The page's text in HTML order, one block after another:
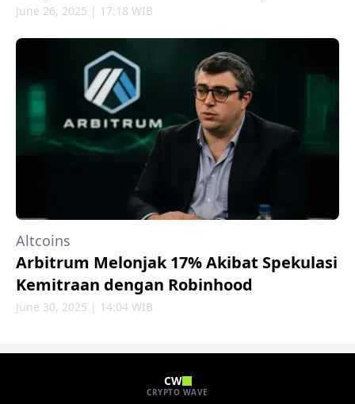
June 26, 2025 | 17:18 WIB
Altcoins
Arbitrum Melonjak 17% Akibat Spekulasi
Kemitraan dengan Robinhood
June 30, 2025 | 14:04 WIB
CW
CRYPTO WAVE